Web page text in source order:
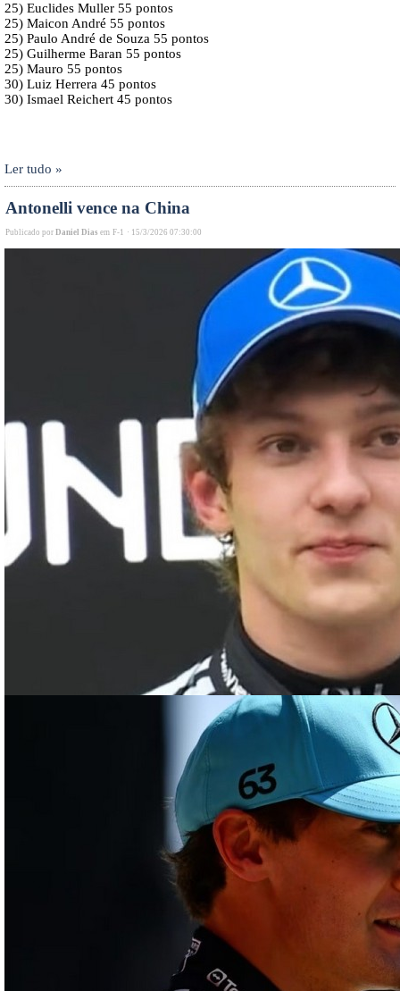
25) Euclides Muller 55 pontos
25) Maicon André 55 pontos
25) Paulo André de Souza 55 pontos
25) Guilherme Baran 55 pontos
25) Mauro 55 pontos
30) Luiz Herrera 45 pontos
30) Ismael Reichert 45 pontos
Ler tudo »
Antonelli vence na China
Publicado por Daniel Dias em F-1 · 15/3/2026 07:30:00